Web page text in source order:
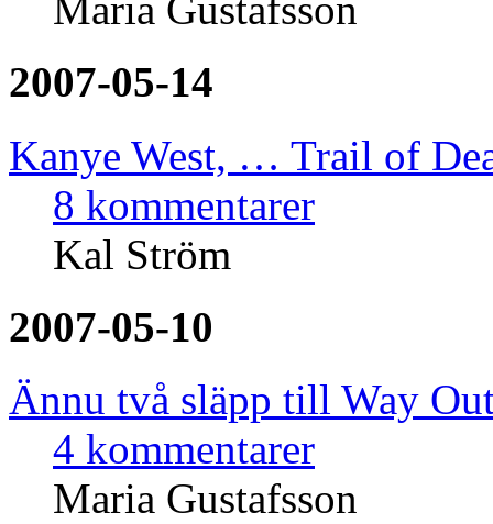
Maria Gustafsson
2007-05-14
Kanye West, … Trail of
8 kommentarer
Kal Ström
2007-05-10
Ännu två släpp till Way
4 kommentarer
Maria Gustafsson